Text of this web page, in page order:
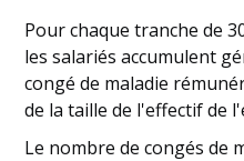
Pour chaque tranche de
les salariés accumulent
congé de maladie
de la taille de l'effectif de
Le nombre de congés de